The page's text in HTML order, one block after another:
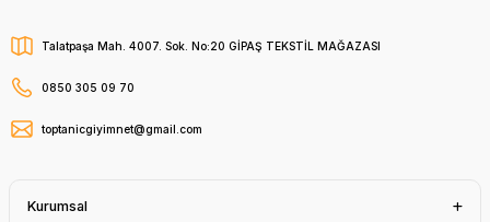
Talatpaşa Mah. 4007. Sok. No:20 GİPAŞ TEKSTİL MAĞAZASI
0850 305 09 70
toptanicgiyimnet@gmail.com
Kurumsal